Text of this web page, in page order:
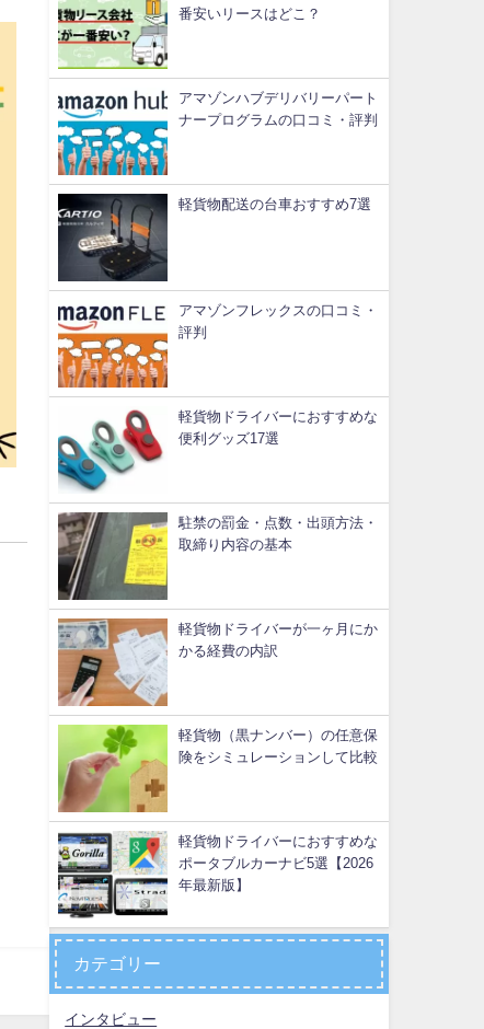
番安いリースはどこ？
アマゾンハブデリバリーパート
ナープログラムの口コミ・評判
軽貨物配送の台車おすすめ7選
アマゾンフレックスの口コミ・
評判
軽貨物ドライバーにおすすめな
便利グッズ17選
駐禁の罰金・点数・出頭方法・
取締り内容の基本
軽貨物ドライバーが一ヶ月にか
かる経費の内訳
軽貨物（黒ナンバー）の任意保
険をシミュレーションして比較
軽貨物ドライバーにおすすめな
ポータブルカーナビ5選【2026
年最新版】
カテゴリー
インタビュー